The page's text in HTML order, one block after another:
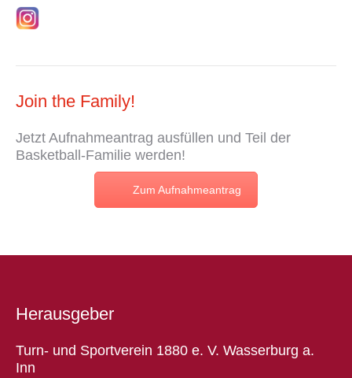
Join the Family!
Jetzt Aufnahmeantrag ausfüllen und Teil der
Basketball-Familie werden!
Zum Aufnahmeantrag
Herausgeber
Turn- und Sportverein 1880 e. V. Wasserburg a.
Inn